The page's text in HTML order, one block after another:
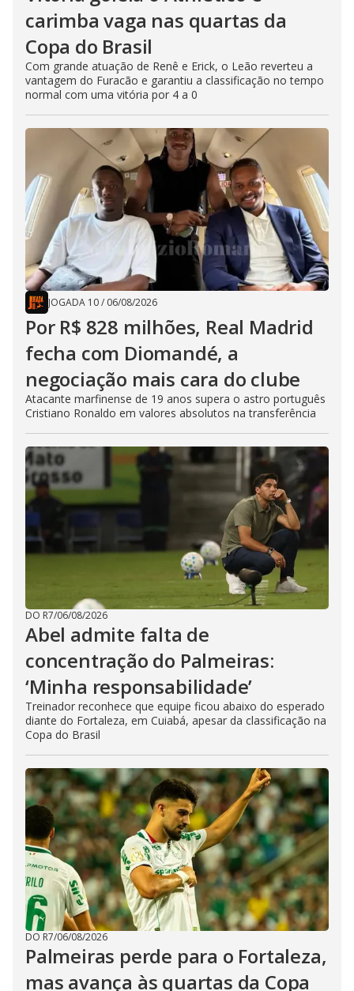
carimba vaga nas quartas da
Copa do Brasil
Com grande atuação de Renê e Erick, o Leão reverteu a
vantagem do Furacão e garantiu a classificação no tempo
normal com uma vitória por 4 a 0
JOGADA 10/ 06/08/2026
Por R$ 828 milhões, Real Madrid
fecha com Diomandé, a
negociação mais cara do clube
Atacante marfinense de 19 anos supera o astro português
Cristiano Ronaldo em valores absolutos na transferência
DO R7/06/08/2026
Abel admite falta de
concentração do Palmeiras:
‘Minha responsabilidade’
Treinador reconhece que equipe ficou abaixo do esperado
diante do Fortaleza, em Cuiabá, apesar da classificação na
Copa do Brasil
DO R7/06/08/2026
Palmeiras perde para o Fortaleza,
mas avança às quartas da Copa